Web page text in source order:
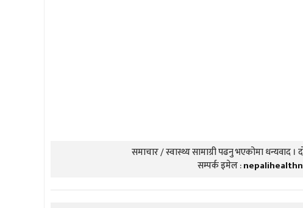
समाचार / स्वास्थ्य सामाग्री पढनु भएकोमा धन्यवाद ।
सम्पर्क इमेल :